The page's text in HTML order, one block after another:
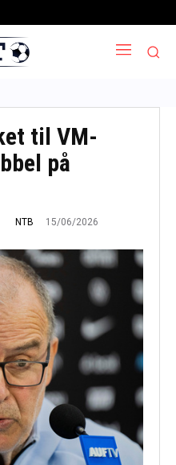
til VM-
på
NTB 15/06/2026